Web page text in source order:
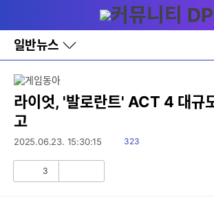
와
홈
일반뉴스
바
로
레
이
토
라이엇, '발로란트' ACT 4 대규
고
2025.06.23. 15:30:15
읽
323
3